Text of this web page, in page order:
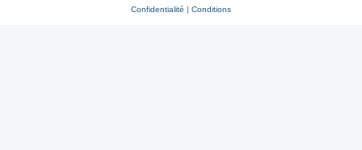
Confidentialité | Conditions